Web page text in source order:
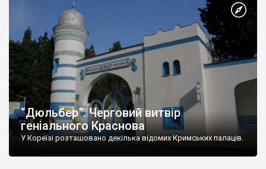
“Дюльбер”. Черговий витвір
геніального Краснова
У Кореїзі розташовано декілька відомих Кримських палаців.